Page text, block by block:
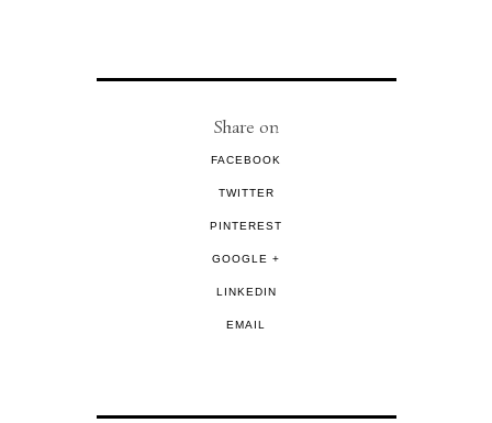
Share on
FACEBOOK
TWITTER
PINTEREST
GOOGLE +
LINKEDIN
EMAIL